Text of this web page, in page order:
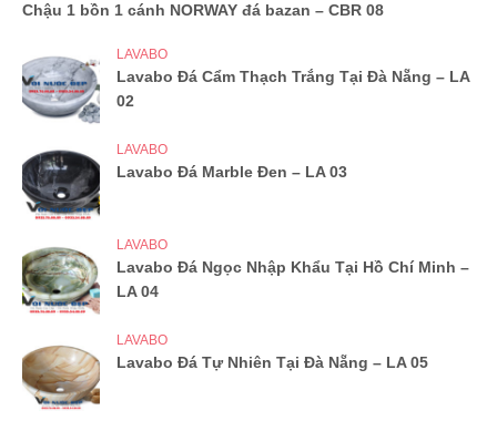
Chậu 1 bồn 1 cánh NORWAY đá bazan – CBR 08
LAVABO
Lavabo Đá Cẩm Thạch Trắng Tại Đà Nẵng – LA
02
LAVABO
Lavabo Đá Marble Đen – LA 03
LAVABO
Lavabo Đá Ngọc Nhập Khẩu Tại Hồ Chí Minh –
LA 04
LAVABO
Lavabo Đá Tự Nhiên Tại Đà Nẵng – LA 05